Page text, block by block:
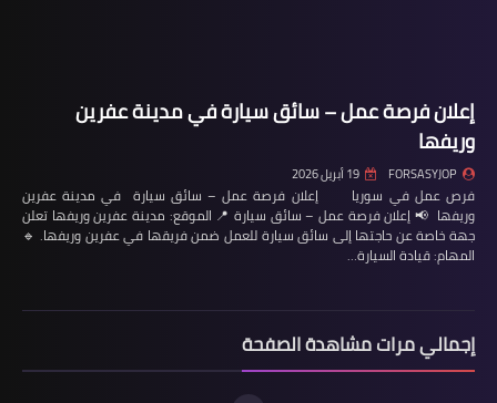
إعلان فرصة عمل – سائق سيارة في مدينة عفرين
وريفها
FORSASYJOP 19 أبريل 2026
فرص عمل في سوريا إعلان فرصة عمل – سائق سيارة في مدينة عفرين
وريفها 📢 إعلان فرصة عمل – سائق سيارة 📍 الموقع: مدينة عفرين وريفها تعلن
جهة خاصة عن حاجتها إلى سائق سيارة للعمل ضمن فريقها في عفرين وريفها. 🔹
المهام: قيادة السيارة…
إجمالي مرات مشاهدة الصفحة